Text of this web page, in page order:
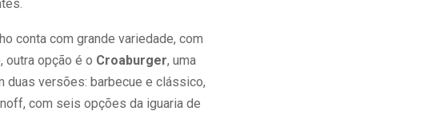
conta com grande variedade, com
opção é o Croaburger, uma
duas versões: barbecue e clássico,
com seis opções da iguaria de